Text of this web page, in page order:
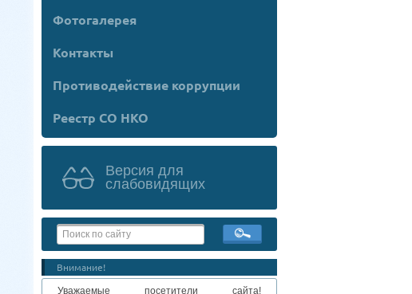
Фотогалерея
Контакты
Противодействие коррупции
Реестр СО НКО
Версия для
слабовидящих
Внимание!
Уважаемые посетители сайта!